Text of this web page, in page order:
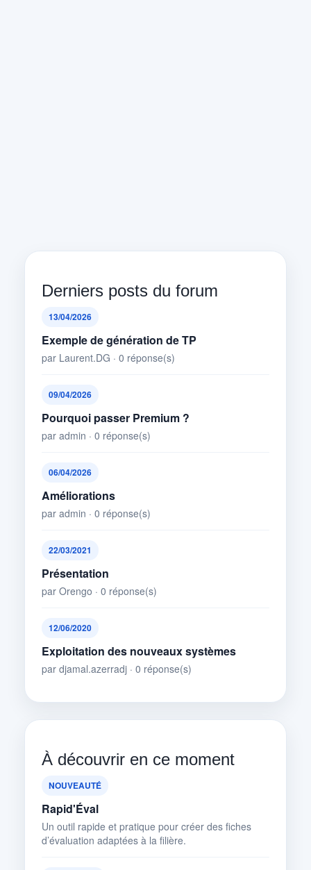
Derniers posts du forum
13/04/2026
Exemple de génération de TP
par Laurent.DG · 0 réponse(s)
09/04/2026
Pourquoi passer Premium ?
par admin · 0 réponse(s)
06/04/2026
Améliorations
par admin · 0 réponse(s)
22/03/2021
Présentation
par Orengo · 0 réponse(s)
12/06/2020
Exploitation des nouveaux systèmes
par djamal.azerradj · 0 réponse(s)
À découvrir en ce moment
NOUVEAUTÉ
Rapid'Éval
Un outil rapide et pratique pour créer des fiches
d’évaluation adaptées à la filière.